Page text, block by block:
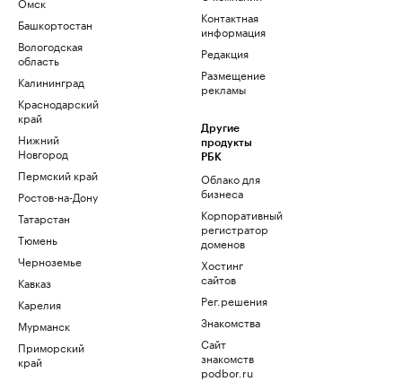
Башкортостан
Вологодская
область
Калининград
Краснодарский
край
Нижний
Новгород
Пермский край
Ростов-на-Дону
Татарстан
Тюмень
Черноземье
Кавказ
Карелия
Мурманск
Приморский
край
Контактная
информация
Редакция
Размещение
рекламы
Другие
продукты
РБК
Облако для
бизнеса
Корпоративный
регистратор
доменов
Хостинг
сайтов
Рег.решения
Знакомства
Сайт
знакомств
podbor.ru